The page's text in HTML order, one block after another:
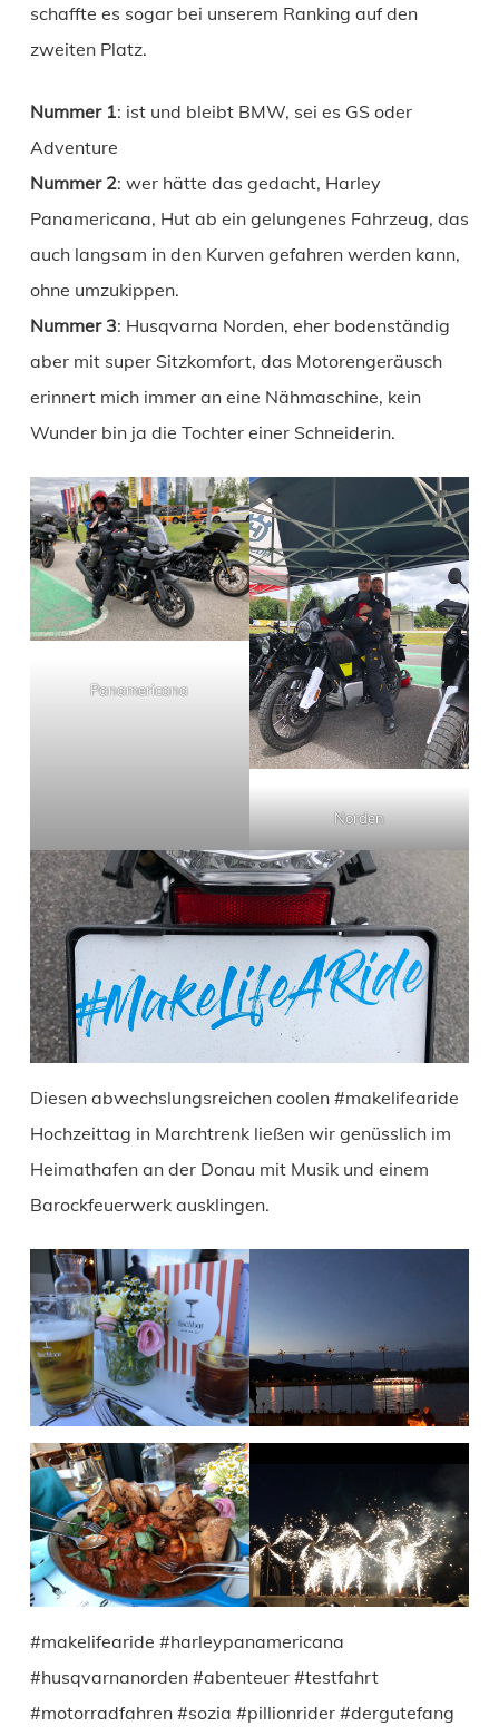
schaffte es sogar bei unserem Ranking auf den
zweiten Platz.
Nummer 1: ist und bleibt BMW, sei es GS oder
Adventure
Nummer 2: wer hätte das gedacht, Harley
Panamericana, Hut ab ein gelungenes Fahrzeug, das
auch langsam in den Kurven gefahren werden kann,
ohne umzukippen.
Nummer 3: Husqvarna Norden, eher bodenständig
aber mit super Sitzkomfort, das Motorengeräusch
erinnert mich immer an eine Nähmaschine, kein
Wunder bin ja die Tochter einer Schneiderin.
Panamericana
Norden
Diesen abwechslungsreichen coolen #makelifearide
Hochzeittag in Marchtrenk ließen wir genüsslich im
Heimathafen an der Donau mit Musik und einem
Barockfeuerwerk ausklingen.
#makelifearide #harleypanamericana
#husqvarnanorden #abenteuer #testfahrt
#motorradfahren #sozia #pillionrider #dergutefang